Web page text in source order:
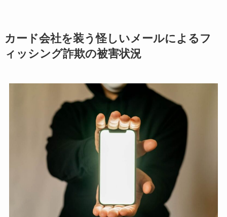
カード会社を装う怪しいメールによるフ
ィッシング詐欺の被害状況